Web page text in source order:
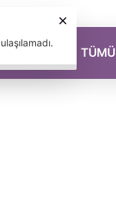
MAGAZİN TÜMÜ